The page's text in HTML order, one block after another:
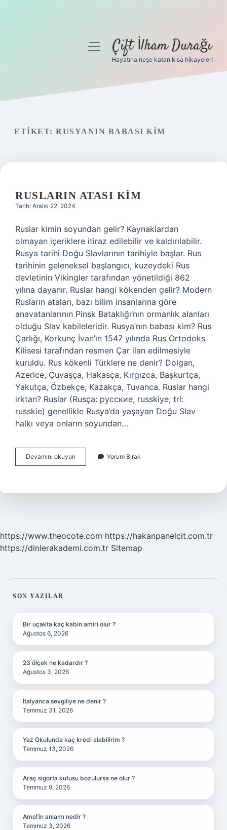
Gizlilik Politikası
menüyüÇift İlham Durağı
Hayatına neşe katan kısa hikayeler!
ETIKET: RUSYANIN BABASI KIM
RUSLARIN ATASI KIM
Tarih: Aralık 22, 2024
Ruslar kimin soyundan gelir? Kaynaklardan
olmayan içeriklere itiraz edilebilir ve kaldırılabilir.
Rusya tarihi Doğu Slavlarının tarihiyle başlar. Rus
tarihinin geleneksel başlangıcı, kuzeydeki Rus
devletinin Vikingler tarafından yönetildiği 862
yılına dayanır. Ruslar hangi kökenden gelir? Modern
Rusların ataları, bazı bilim insanlarına göre
anavatanlarının Pinsk Bataklığı’nın ormanlık alanları
olduğu Slav kabileleridir. Rusya’nın babası kim? Rus
Çarlığı, Korkunç İvan’ın 1547 yılında Rus Ortodoks
Kilisesi tarafından resmen Çar ilan edilmesiyle
kuruldu. Rus kökenli Türklere ne denir? Dolgan,
Azerice, Çuvaşça, Hakasça, Kırgızca, Başkurtça,
Yakutça, Özbekçe, Kazakça, Tuvanca. Ruslar hangi
irktan? Ruslar (Rusça: русские, russkiye; trl:
russkie) genellikle Rusya’da yaşayan Doğu Slav
halkı veya onların soyundan…
Devamını okuyun
Atası
Yorum Bırak
https://www.theocote.com https://hakanpanelcit.com.tr
https://dinlerakademi.com.tr Sitemap
SIDEBAR
SON YAZILAR
Bir uçakta kaç kabin amiri olur ?
Ağustos 6, 2026
23 ölçek ne kadardır ?
Ağustos 3, 2026
İtalyanca sevgiliye ne denir ?
Temmuz 31, 2026
Yaz Okulunda kaç kredi alabilirim ?
Temmuz 13, 2026
Araç sigorta kutusu bozulursa ne olur ?
Temmuz 9, 2026
Amel’in anlamı nedir ?
Temmuz 3, 2026